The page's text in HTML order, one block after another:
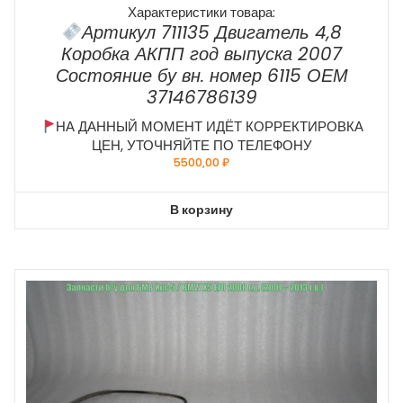
Характеристики товара:
Артикул 711135 Двигатель 4,8
Коробка АКПП год выпуска 2007
Состояние бу вн. номер 6115 ОЕМ
37146786139
НА ДАННЫЙ МОМЕНТ ИДЁТ КОРРЕКТИРОВКА
ЦЕН, УТОЧНЯЙТЕ ПО ТЕЛЕФОНУ
5500,00₽
В корзину